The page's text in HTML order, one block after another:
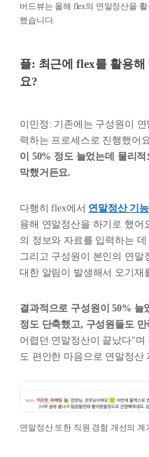
버드뷰는 올해 flex의 연말정산을
했습니다.
플: 최근에 flex를 활용
요?
이민정: 기존에는 구성원이
력하는 프로세스로 진행했어
이 50% 정도 늘었는데 물리
막했거든요.
다행히 flex에서 연말정산 기능
용해 연말정산을 하기로 했어
의 정보와 자료를 입력하는
그리고 구성원이 본인의 연말
대한 알림이 발생해서 오기재
결과적으로 구성원이 50% 늘
정도 단축했고, 구성원들도
어렵던 연말정산이 끝났다"
도 편안한 마음으로 연말정산
연말정산 또한 직원 경험 개선의 계